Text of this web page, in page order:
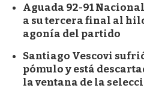
Aguada 92-91
a su tercera final al
agonía del partido
Santiago Vescovi
pómulo y está
la ventana de la